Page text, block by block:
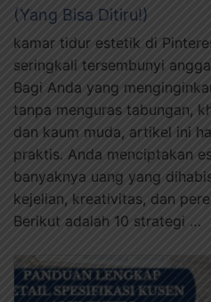
(Yang Bisa Ditiru!)
kamar tidur estetik di
seringkali tersembunyi
Bagi Anda yang
tanpa menguras tabungan,
dan kaum muda, artikel ini
praktis. Anda menciptakan
banyaknya uang yang
kejelian, kreativitas, dan
Berikut adalah 10 strategi …